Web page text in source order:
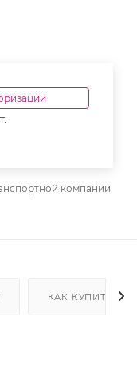
компании
КАК КУПИТЬ